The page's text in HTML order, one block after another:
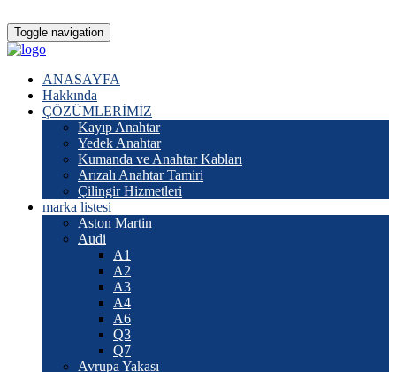
Toggle navigation
ANASAYFA
Hakkında
ÇÖZÜMLERİMİZ
Kayıp Anahtar
Yedek Anahtar
Kumanda ve Anahtar Kabları
Arızalı Anahtar Tamiri
Çilingir Hizmetleri
marka listesi
Aston Martin
Audi
A1
A2
A3
A4
A6
Q3
Q7
Avrupa Yakası